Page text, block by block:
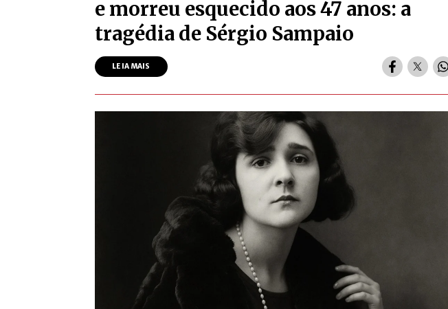
e morreu esquecido aos 47 anos: a
tragédia de Sérgio Sampaio
LEIA MAIS